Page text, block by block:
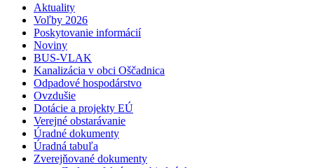
Aktuality
Voľby 2026
Poskytovanie informácií
Noviny
BUS-VLAK
Kanalizácia v obci Oščadnica
Odpadové hospodárstvo
Ovzdušie
Dotácie a projekty EÚ
Verejné obstarávanie
Úradné dokumenty
Úradná tabuľa
Zverejňované dokumenty